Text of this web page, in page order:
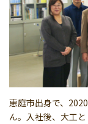
恵庭市出身で、
ん。入社後、大工